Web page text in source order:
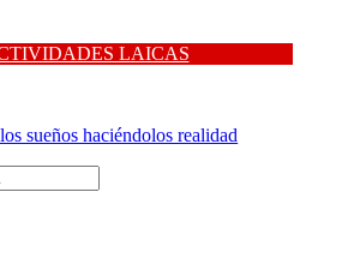
LAICAS
sueños haciéndolos realidad